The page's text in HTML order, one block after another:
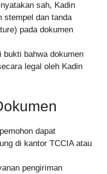
sah, Kadin
stempel dan tanda
pada dokumen
bukti bahwa dokumen
legal oleh Kadin
dapat
di kantor TCCIA atau
pengiriman